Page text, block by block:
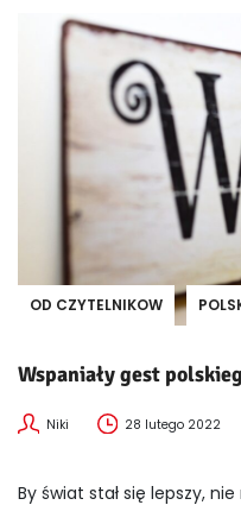
OD CZYTELNIKOW
Wspaniały gest
Niki 28 lutego 2022
By świat stał się lepszy,